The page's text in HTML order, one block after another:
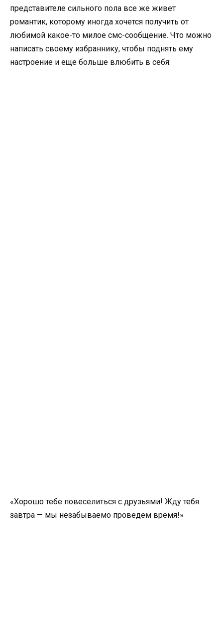
представителе сильного пола все же живет
романтик, которому иногда хочется получить от
любимой какое-то милое смс-сообщение. Что можно
написать своему избраннику, чтобы поднять ему
настроение и еще больше влюбить в себя:
«Хорошо тебе повеселиться с друзьями! Жду тебя
завтра — мы незабываемо проведем время!»